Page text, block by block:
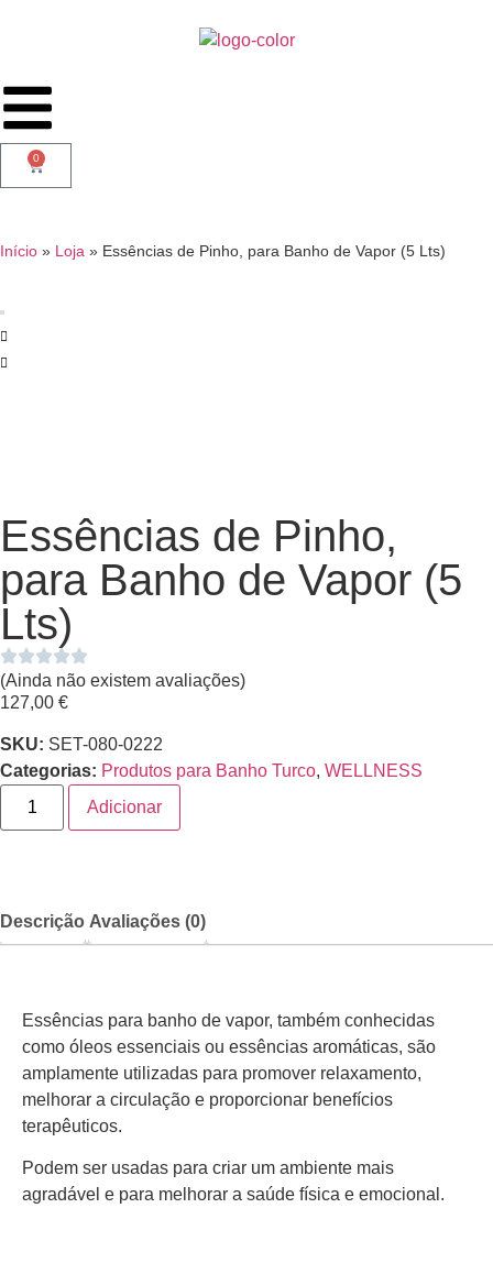
0
Início » Loja » Essências de Pinho, para Banho de Vapor (5 Lts)
Essências de Pinho,
para Banho de Vapor (5
Lts)
(Ainda não existem avaliações)
127,00 €
SKU: SET-080-0222
Categorias: Produtos para Banho Turco, WELLNESS
Adicionar
Descrição Avaliações (0)
Essências para banho de vapor, também conhecidas
como óleos essenciais ou essências aromáticas, são
amplamente utilizadas para promover relaxamento,
melhorar a circulação e proporcionar benefícios
terapêuticos.
Podem ser usadas para criar um ambiente mais
agradável e para melhorar a saúde física e emocional.